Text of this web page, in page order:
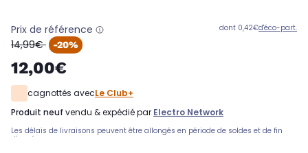
Prix de référence
oldPrice
14,99€ -20%
12,00€
dont 0,42€d'éco-part.
cagnottés avecLe Club+
produit neuf vendu & expédié par Electro Network
Les délais de livraisons peuvent être allongés en période de soldes et de fin
d'année.